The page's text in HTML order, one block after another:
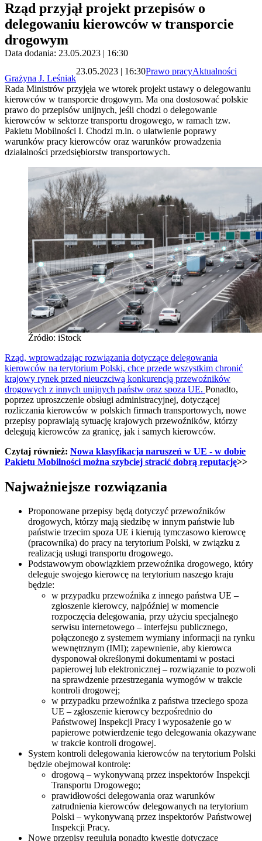
Rząd przyjął projekt przepisów o
delegowaniu kierowców w transporcie
drogowym
Data dodania: 23.05.2023 | 16:30
Grażyna J. Leśniak
23.05.2023 | 16:30Prawo pracyAktualności
Rada Ministrów przyjęła we wtorek projekt ustawy o delegowaniu
kierowców w transporcie drogowym. Ma ona dostosować polskie
prawo do przepisów unijnych, jeśli chodzi o delegowanie
kierowców w sektorze transportu drogowego, w ramach tzw.
Pakietu Mobilności I. Chodzi m.in. o ułatwienie poprawy
warunków pracy kierowców oraz warunków prowadzenia
działalności przedsiębiorstw transportowych.
Źródło: iStock
Rząd, wprowadzając rozwiązania dotyczące delegowania
kierowców na terytorium Polski, chce przede wszystkim chronić
krajowy rynek przed nieuczciwą konkurencją przewoźników
drogowych z innych unijnych państw oraz spoza UE. Ponadto,
poprzez uproszczenie obsługi administracyjnej, dotyczącej
rozliczania kierowców w polskich firmach transportowych, nowe
przepisy poprawiają sytuację krajowych przewoźników, którzy
delegują kierowców za granicę, jak i samych kierowców.
Czytaj również: Nowa klasyfikacja naruszeń w UE - w dobie
Pakietu Mobilności można szybciej stracić dobrą reputację>>
Najważniejsze rozwiązania
Proponowane przepisy będą dotyczyć przewoźników
drogowych, którzy mają siedzibę w innym państwie lub
państwie trzecim spoza UE i kierują tymczasowo kierowcę
(pracownika) do pracy na terytorium Polski, w związku z
realizacją usługi transportu drogowego.
Podstawowym obowiązkiem przewoźnika drogowego, który
deleguje swojego kierowcę na terytorium naszego kraju
będzie:
w przypadku przewoźnika z innego państwa UE –
zgłoszenie kierowcy, najpóźniej w momencie
rozpoczęcia delegowania, przy użyciu specjalnego
serwisu internetowego – interfejsu publicznego,
połączonego z systemem wymiany informacji na rynku
wewnętrznym (IMI); zapewnienie, aby kierowca
dysponował określonymi dokumentami w postaci
papierowej lub elektronicznej – rozwiązanie to pozwoli
na sprawdzenie przestrzegania wymogów w trakcie
kontroli drogowej;
w przypadku przewoźnika z państwa trzeciego spoza
UE – zgłoszenie kierowcy bezpośrednio do
Państwowej Inspekcji Pracy i wyposażenie go w
papierowe potwierdzenie tego delegowania okazywane
w trakcie kontroli drogowej.
System kontroli delegowania kierowców na terytorium Polski
będzie obejmował kontrolę:
drogową – wykonywaną przez inspektorów Inspekcji
Transportu Drogowego;
prawidłowości delegowania oraz warunków
zatrudnienia kierowców delegowanych na terytorium
Polski – wykonywaną przez inspektorów Państwowej
Inspekcji Pracy.
Nowe przepisy regulują ponadto kwestie dotyczące